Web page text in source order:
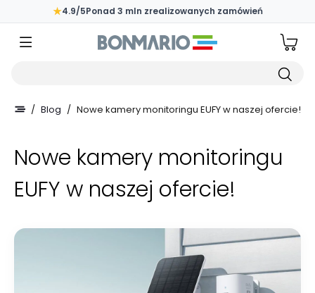
Przejdź do głównej zawartości strony
★4.9/5Ponad 3 mln zrealizowanych zamówień
/ Blog / Nowe kamery monitoringu EUFY w naszej ofercie!
Nowe kamery monitoringu
EUFY w naszej ofercie!